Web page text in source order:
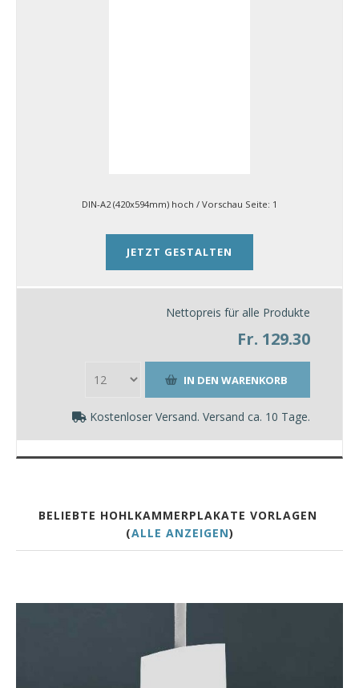
DIN-A2 (420x594mm) hoch / Vorschau Seite: 1
JETZT GESTALTEN
Nettopreis für alle Produkte
Fr. 129.30
Kostenloser Versand. Versand ca. 10 Tage.
BELIEBTE HOHLKAMMERPLAKATE VORLAGEN
(ALLE ANZEIGEN)